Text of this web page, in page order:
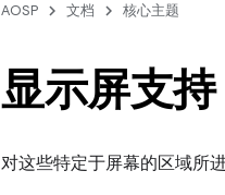
AOSP 文档 核心主题
显示屏支持
对这些特定于屏幕的区域所